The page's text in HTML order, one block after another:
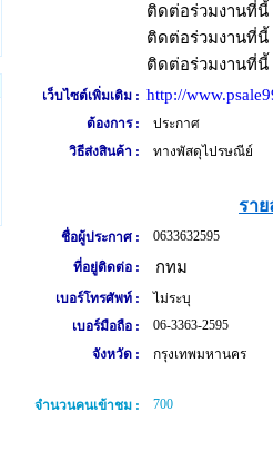
ติดต่อร่วมงานที่นี้
ติดต่อร่วมงานที่นี้
ติดต่อร่วมงานที่นี้
เว็บไซต์เพิ่มเติม : http://
ต้องการ :
ประกาศ
วิธีส่งสินค้า :
ทางพัสดุไปรษณีย์
ราย
ชื่อผู้ประกาศ :
0633632595
ที่อยู่ติดต่อ :
กทม
เบอร์โทรศัพท์ :
ไม่ระบุ
เบอร์มือถือ :
06-3363-2595
จังหวัด :
กรุงเทพมหานคร
จำนวนคนเข้าชม : 700